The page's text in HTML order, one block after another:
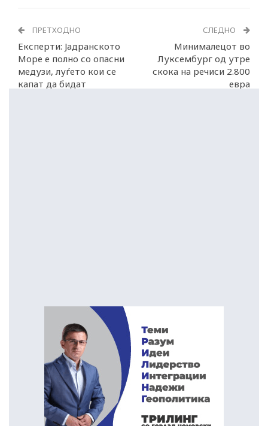
ПРЕТХОДНО
Експерти: Јадранското
Море е полно со опасни
медузи, луѓето кои се
капат да бидат
СЛЕДНО
Минималецот во
Луксембург од утре
скока на речиси 2.800
евра